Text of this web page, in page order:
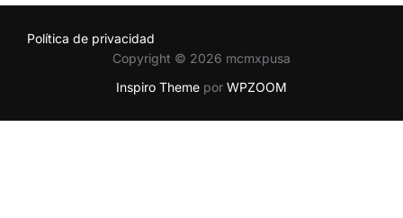
Política de privacidad
Copyright © 2026 mcmxpusa
Inspiro Theme por WPZOOM